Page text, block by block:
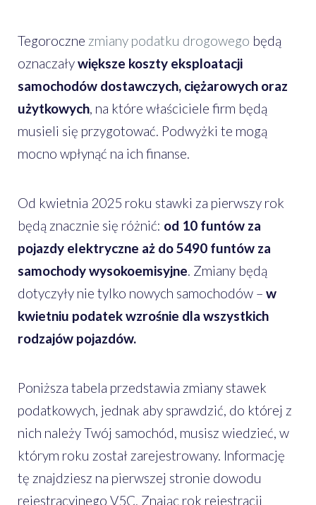
Tegoroczne zmiany podatku drogowego będą
oznaczaływiększe koszty eksploatacji
samochodów dostawczych, ciężarowych oraz
użytkowych , na które właściciele firm będą
musieli się przygotować. Podwyżki te mogą
mocno wpłynąć na ich finanse.
Od kwietnia 2025 roku stawki za pierwszy rok
będą znacznie się różnić: od 10 funtów za
pojazdy elektryczne aż do 5490 funtów za
samochody wysokoemisyjne . Zmiany będą
dotyczyły nie tylko nowych samochodów – w
kwietniu podatek wzrośnie dla wszystkich
rodzajów pojazdów.
Poniższa tabela przedstawia zmiany stawek
podatkowych, jednak aby sprawdzić, do której z
nich należy Twój samochód, musisz wiedzieć, w
którym roku został zarejestrowany. Informację
tę znajdziesz na pierwszej stronie dowodu
rejestracyjnego V5C. Znając rok rejestracji